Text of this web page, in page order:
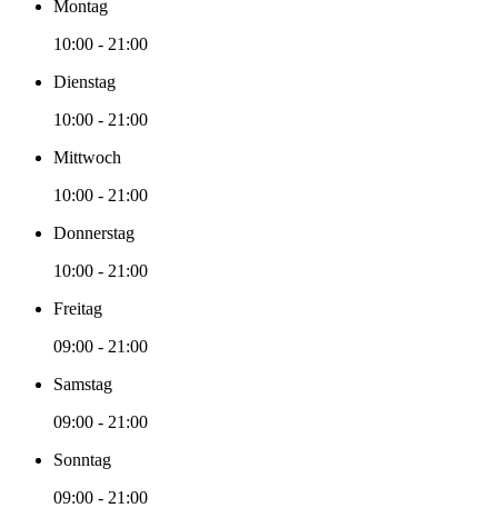
Montag
10:00 - 21:00
Dienstag
10:00 - 21:00
Mittwoch
10:00 - 21:00
Donnerstag
10:00 - 21:00
Freitag
09:00 - 21:00
Samstag
09:00 - 21:00
Sonntag
09:00 - 21:00